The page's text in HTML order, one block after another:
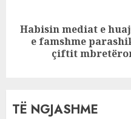
Next
Habisin mediat e
e famshme
çiftit
TË NGJASHME